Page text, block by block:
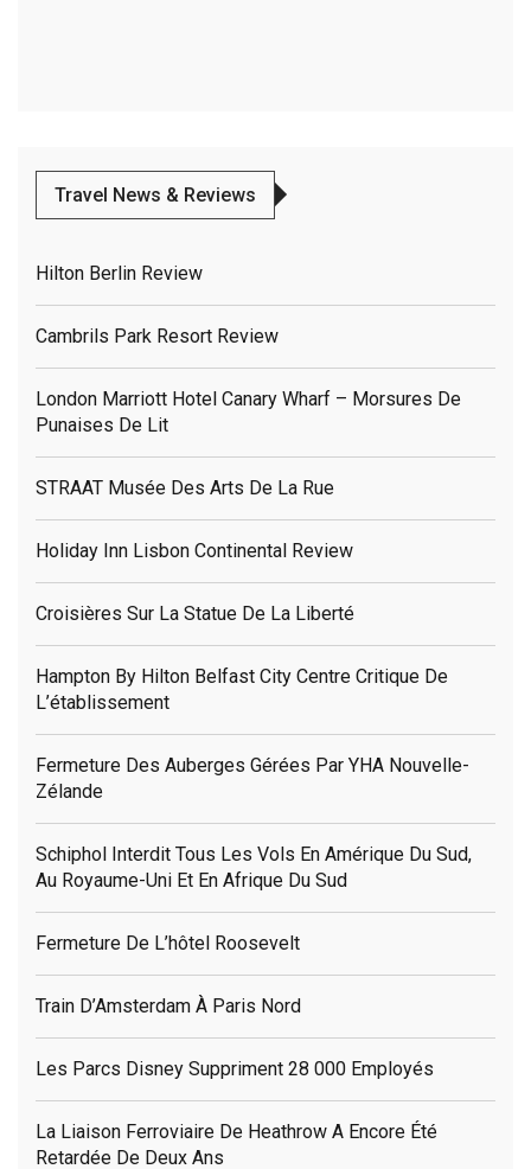
Travel News & Reviews
Hilton Berlin Review
Cambrils Park Resort Review
London Marriott Hotel Canary Wharf – Morsures De
Punaises De Lit
STRAAT Musée Des Arts De La Rue
Holiday Inn Lisbon Continental Review
Croisières Sur La Statue De La Liberté
Hampton By Hilton Belfast City Centre Critique De
L’établissement
Fermeture Des Auberges Gérées Par YHA Nouvelle-
Zélande
Schiphol Interdit Tous Les Vols En Amérique Du Sud,
Au Royaume-Uni Et En Afrique Du Sud
Fermeture De L’hôtel Roosevelt
Train D’Amsterdam À Paris Nord
Les Parcs Disney Suppriment 28 000 Employés
La Liaison Ferroviaire De Heathrow A Encore Été
Retardée De Deux Ans